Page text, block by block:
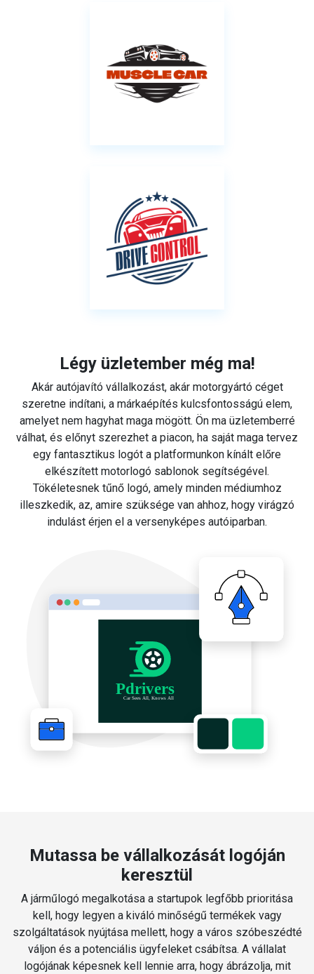
Légy üzletember még ma!
Akár autójavító vállalkozást, akár motorgyártó céget
szeretne indítani, a márkaépítés kulcsfontosságú elem,
amelyet nem hagyhat maga mögött. Ön ma üzletemberré
válhat, és előnyt szerezhet a piacon, ha saját maga tervez
egy fantasztikus logót a platformunkon kínált előre
elkészített motorlogó sablonok segítségével.
Tökéletesnek tűnő logó, amely minden médiumhoz
illeszkedik, az, amire szüksége van ahhoz, hogy virágzó
indulást érjen el a versenyképes autóiparban.
Mutassa be vállalkozását logóján
keresztül
A járműlogó megalkotása a startupok legfőbb prioritása
kell, hogy legyen a kiváló minőségű termékek vagy
szolgáltatások nyújtása mellett, hogy a város szóbeszédté
váljon és a potenciális ügyfeleket csábítsa. A vállalat
logójának képesnek kell lennie arra, hogy ábrázolja, mit